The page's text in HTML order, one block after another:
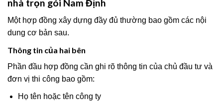
nhà trọn gói Nam Định
Một hợp đồng xây dựng đầy đủ thường bao gồm các nội
dung cơ bản sau.
Thông tin của hai bên
Phần đầu hợp đồng cần ghi rõ thông tin của chủ đầu tư và
đơn vị thi công bao gồm:
Họ tên hoặc tên công ty